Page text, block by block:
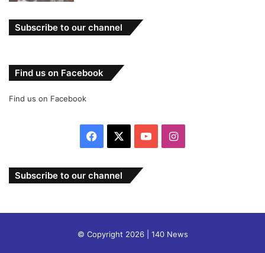
Subscribe to our channel
Find us on Facebook
Find us on Facebook
Facebook YouTubeInstagram
Subscribe to our channel
© Copyright 2026 | 140 News